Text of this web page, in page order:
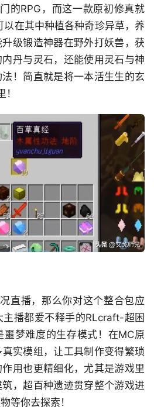
的RPG ，而这一款原初修真就
以在其中种植各种奇珍异草，养
级锻造神器在野外打妖兽，获
丹与灵石，还能使用灵石与神
！简直就是将一本活生生的玄
！
直播，那么你对这个整合包应
播都爱不释手的RLcraft-超困
噩梦难度的生存模式！在MC原
真实模组，让工具制作变得繁琐
用也更精细化，尤其是游戏里
，超百种遗迹贯穿整个游戏进
等你去探索！